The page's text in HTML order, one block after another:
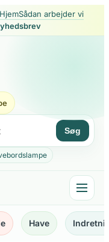
Sådan arbejder vi
Søg
Have